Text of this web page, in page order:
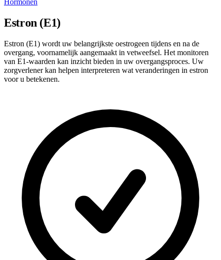
Hormonen
Estron (E1)
Estron (E1) wordt uw belangrijkste oestrogeen tijdens en na de
overgang, voornamelijk aangemaakt in vetweefsel. Het monitoren
van E1-waarden kan inzicht bieden in uw overgangsproces. Uw
zorgverlener kan helpen interpreteren wat veranderingen in estron
voor u betekenen.